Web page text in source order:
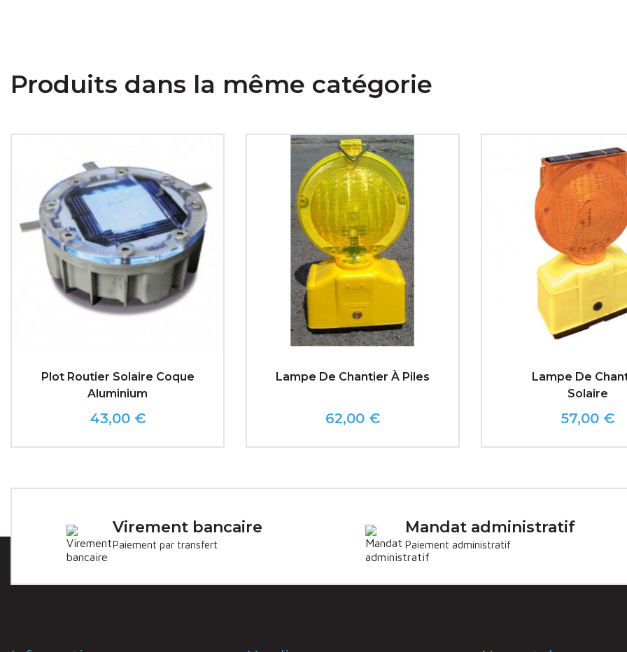
Produits dans la même catégorie
Plot Routier Solaire Coque
Aluminium
Prix
43,00 €
Lampe De Chantier À Piles
Prix
62,00 €
Lampe De
Solaire
Prix
57,00 €
Virement bancaire
Paiement par transfert
Mandat administratif
Paiement administratif